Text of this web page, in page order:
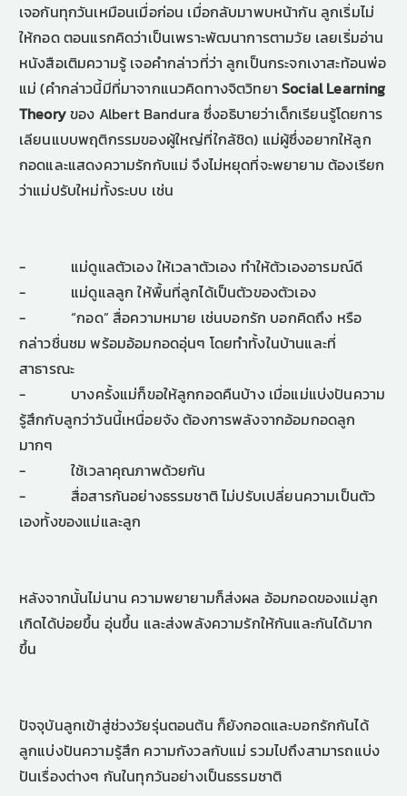
เจอกันทุกวันเหมือนเมื่อก่อน เมื่อกลับมาพบหน้ากัน ลูกเริ่มไม่
ให้กอด ตอนแรกคิดว่าเป็นเพราะพัฒนาการตามวัย เลยเริ่มอ่าน
หนังสือเติมความรู้ เจอคำกล่าวที่ว่า ลูกเป็นกระจกเงาสะท้อนพ่อ
แม่ (คำกล่าวนี้มีที่มาจากแนวคิดทางจิตวิทยาSocial Learning
Theoryของ Albert Bandura ซึ่งอธิบายว่าเด็กเรียนรู้โดยการ
เลียนแบบพฤติกรรมของผู้ใหญ่ที่ใกล้ชิด) แม่ผู้ซึ่งอยากให้ลูก
กอดและแสดงความรักกับแม่ จึงไม่หยุดที่จะพยายาม ต้องเรียก
ว่าแม่ปรับใหม่ทั้งระบบ เช่น
- แม่ดูแลตัวเอง ให้เวลาตัวเอง ทำให้ตัวเองอารมณ์ดี
- แม่ดูแลลูก ให้พื้นที่ลูกได้เป็นตัวของตัวเอง
- “กอด” สื่อความหมาย เช่นบอกรัก บอกคิดถึง หรือ
กล่าวชื่นชม พร้อมอ้อมกอดอุ่นๆ โดยทำทั้งในบ้านและที่
สาธารณะ
- บางครั้งแม่ก็ขอให้ลูกกอดคืนบ้าง เมื่อแม่แบ่งปันความ
รู้สึกกับลูกว่าวันนี้เหนื่อยจัง ต้องการพลังจากอ้อมกอดลูก
มากๆ
- ใช้เวลาคุณภาพด้วยกัน
- สื่อสารกันอย่างธรรมชาติ ไม่ปรับเปลี่ยนความเป็นตัว
เองทั้งของแม่และลูก
หลังจากนั้นไม่นาน ความพยายามก็ส่งผล อ้อมกอดของแม่ลูก
เกิดได้บ่อยขึ้น อุ่นขึ้น และส่งพลังความรักให้กันและกันได้มาก
ขึ้น
ปัจจุบันลูกเข้าสู่ช่วงวัยรุ่นตอนต้น ก็ยังกอดและบอกรักกันได้
ลูกแบ่งปันความรู้สึก ความกังวลกับแม่ รวมไปถึงสามารถแบ่ง
ปันเรื่องต่างๆ กันในทุกวันอย่างเป็นธรรมชาติ